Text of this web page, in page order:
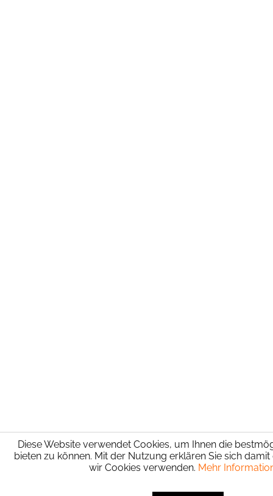
Diese Website verwendet Cookies, um Ihnen die
bieten zu können. Mit der Nutzung erklären Sie sich
wir Cookies verwenden. Mehr